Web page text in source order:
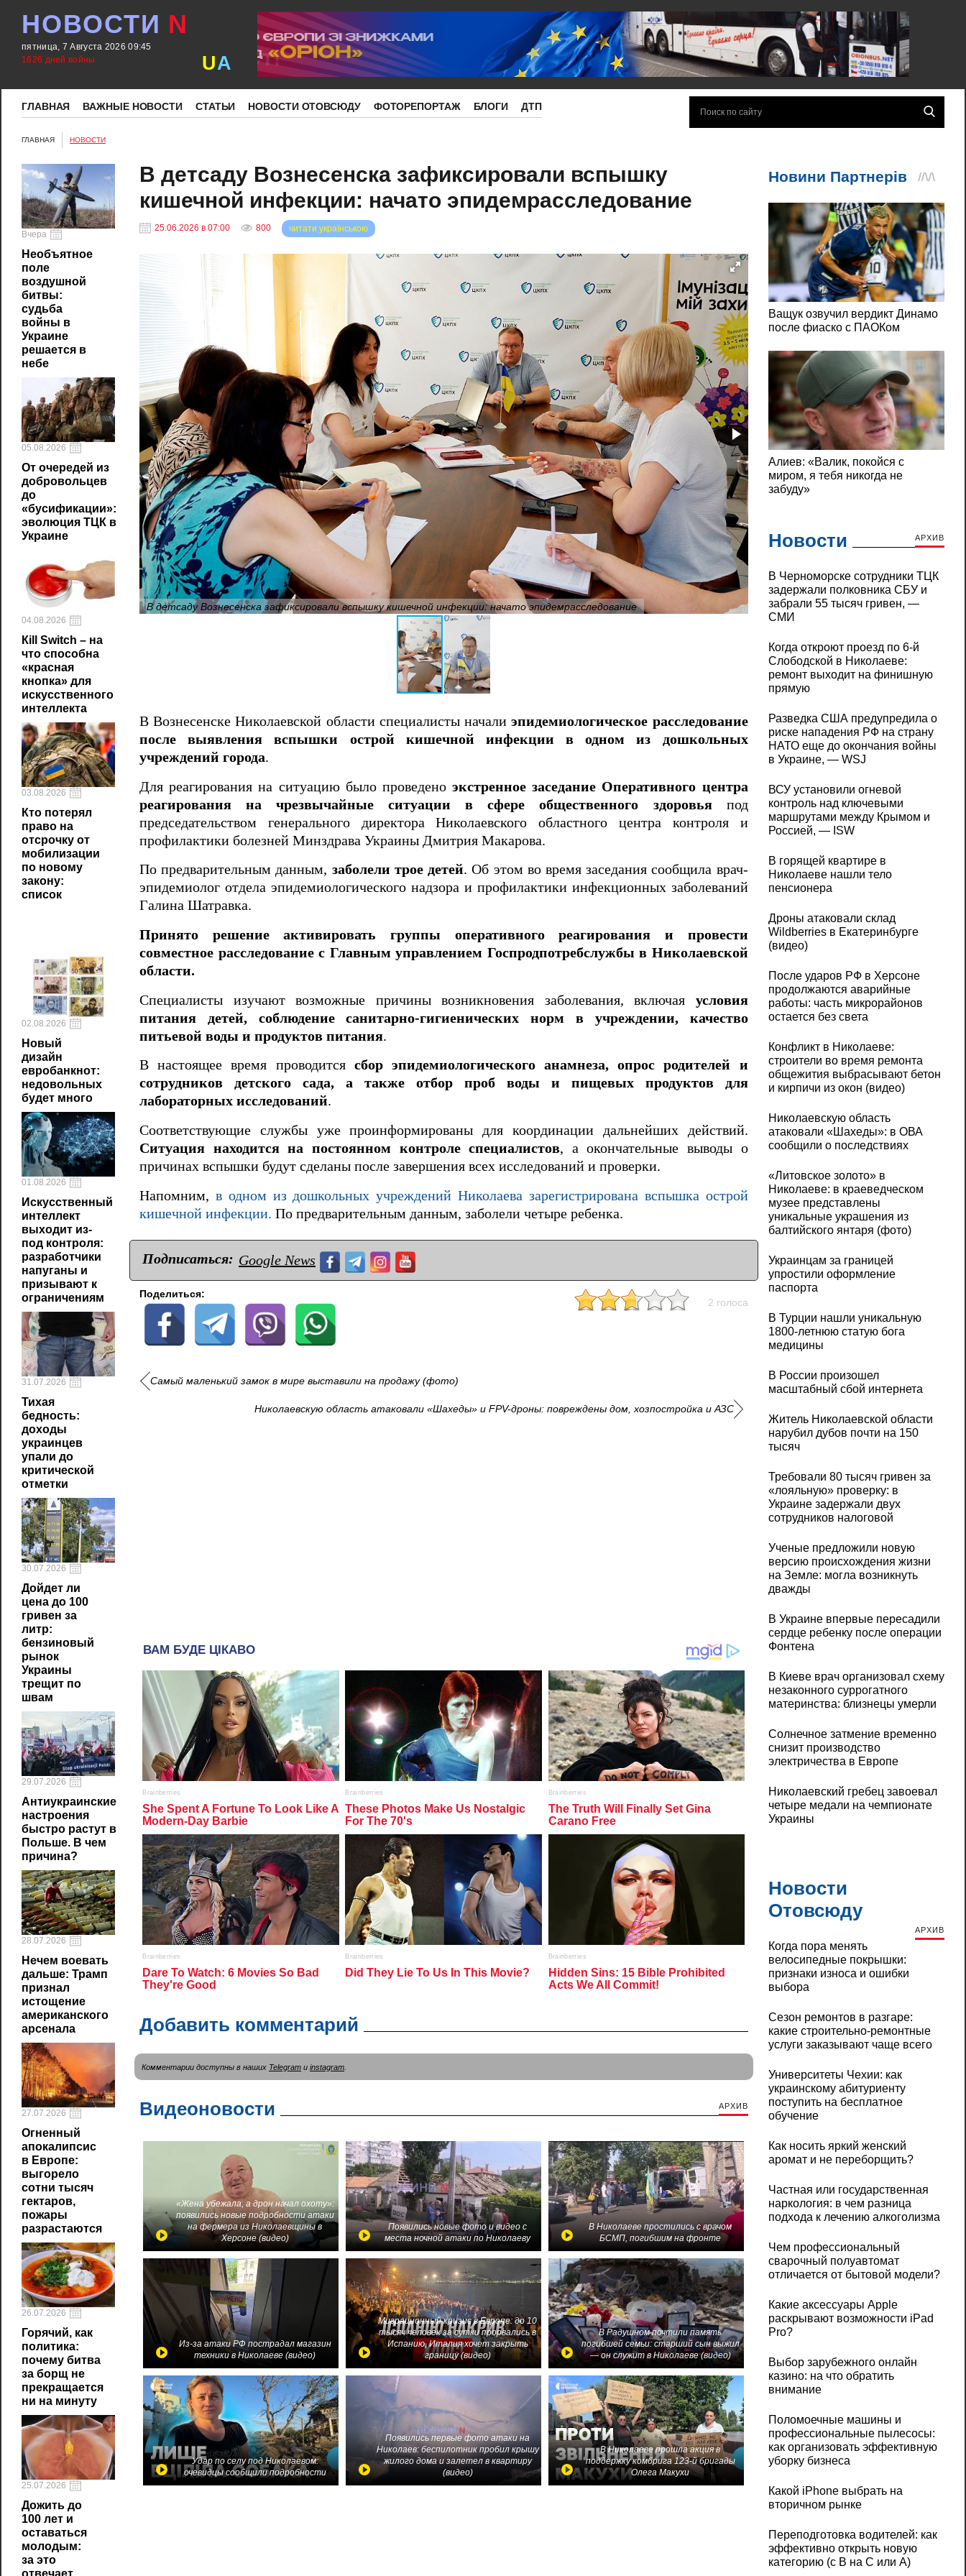
НОВОСТИ N
пятница, 7 Августа 2026 09:45
1626 дней войны
UA
ГЛАВНАЯ ВАЖНЫЕ НОВОСТИ СТАТЬИ НОВОСТИ ОТОВСЮДУ ФОТОРЕПОРТАЖ БЛОГИ ДТП
ГЛАВНАЯ НОВОСТИ
Вчера
Необъятное
поле
воздушной
битвы:
судьба
войны в
Украине
решается в
небе
05.08.2026
От очередей из
добровольцев
до
«бусификации»:
эволюция ТЦК в
Украине
04.08.2026
Кill Switch – на
что способна
«красная
кнопка» для
искусственного
интеллекта
03.08.2026
Кто потерял
право на
отсрочку от
мобилизации
по новому
закону:
список
02.08.2026
Новый
дизайн
евробанкнот:
недовольных
будет много
01.08.2026
Искусственный
интеллект
выходит из-
под контроля:
разработчики
напуганы и
призывают к
ограничениям
31.07.2026
Тихая
бедность:
доходы
украинцев
упали до
критической
отметки
30.07.2026
Дойдет ли
цена до 100
гривен за
литр:
бензиновый
рынок
Украины
трещит по
швам
29.07.2026
Антиукраинские
настроения
быстро растут в
Польше. В чем
причина?
28.07.2026
Нечем воевать
дальше: Трамп
признал
истощение
американского
арсенала
27.07.2026
Огненный
апокалипсис
в Европе:
выгорело
сотни тысяч
гектаров,
пожары
разрастаются
26.07.2026
Горячий, как
политика:
почему битва
за борщ не
прекращается
ни на минуту
25.07.2026
Дожить до
100 лет и
оставаться
молодым:
за это
отвечает
В детсаду Вознесенска зафиксировали вспышку
кишечной инфекции: начато эпидемрасследование
25.06.2026 в 07:00 800 читати українською
В детсаду Вознесенска зафиксировали вспышку кишечной инфекции: начато эпидемрасследование В детсаду Вознесенска зафиксировали
В Вознесенске Николаевской области специалисты началиэпидемиологическое расследование
после выявления вспышки острой кишечной инфекции в одном из дошкольных
учреждений города.
Для реагирования на ситуацию было проведеноэкстренное заседание Оперативного центра
реагирования на чрезвычайные ситуации в сфере общественного здоровьяпод
председательством генерального директора Николаевского областного центра контроля и
профилактики болезней Минздрава Украины Дмитрия Макарова.
По предварительным данным, заболели трое детей. Об этом во время заседания сообщила врач-
эпидемиолог отдела эпидемиологического надзора и профилактики инфекционных заболеваний
Галина Шатравка.
Принято решение активировать группы оперативного реагирования и провести
совместное расследование с Главным управлением Госпродпотребслужбы в Николаевской
области.
Специалисты изучают возможные причины возникновения заболевания, включая условия
питания детей, соблюдение санитарно-гигиенических норм в учреждении, качество
питьевой воды и продуктов питания.
В настоящее время проводится сбор эпидемиологического анамнеза, опрос родителей и
сотрудников детского сада, а также отбор проб воды и пищевых продуктов для
лабораторных исследований.
Соответствующие службы уже проинформированы для координации дальнейших действий.
Ситуация находится на постоянном контроле специалистов, а окончательные выводы о
причинах вспышки будут сделаны после завершения всех исследований и проверки.
Напомним, в одном из дошкольных учреждений Николаева зарегистрирована вспышка острой
кишечной инфекции. По предварительным данным, заболели четыре ребенка.
Подписаться: Google News
Поделиться:
2 голоса
Самый маленький замок в мире выставили на продажу (фото)
Николаевскую область атаковали «Шахеды» и FPV-дроны: повреждены дом, хозпостройка и АЗС
Добавить комментарий
Комментарии доступны в наших Telegram и instagram
Видеоновости АРХИВ
«Жена убежала, а дрон начал охоту»:
появились новые подробности атаки
на фермера из Николаевщины в
Херсоне (видео)
Появились новые фото и видео с
места ночной атаки по Николаеву
В Николаеве простились с врачом
БСМП, погибшим на фронте
Из-за атаки РФ пострадал магазин
техники в Николаеве (видео)
Миграционный кризис в Европе: до 10
тысяч человек за сутки прорвались в
Испанию, Италия хочет закрыть
границу (видео)
В Радушном почтили память
погибшей семьи: старший сын выжил
— он служит в Николаеве (видео)
Удар по селу под Николаевом:
очевидцы сообщили подробности
Появились первые фото атаки на
Николаев: беспилотник пробил крышу
жилого дома и залетел в квартиру
(видео)
В Николаеве прошла акция в
поддержку комбрига 123-й бригады
Олега Макухи
Новости АРХИВ
В Черноморске сотрудники ТЦК
задержали полковника СБУ и
забрали 55 тысяч гривен, —
СМИ
Когда откроют проезд по 6-й
Слободской в Николаеве:
ремонт выходит на финишную
прямую
Разведка США предупредила о
риске нападения РФ на страну
НАТО еще до окончания войны
в Украине, — WSJ
ВСУ установили огневой
контроль над ключевыми
маршрутами между Крымом и
Россией, — ISW
В горящей квартире в
Николаеве нашли тело
пенсионера
Дроны атаковали склад
Wildberries в Екатеринбурге
(видео)
После ударов РФ в Херсоне
продолжаются аварийные
работы: часть микрорайонов
остается без света
Конфликт в Николаеве:
строители во время ремонта
общежития выбрасывают бетон
и кирпичи из окон (видео)
Николаевскую область
атаковали «Шахеды»: в ОВА
сообщили о последствиях
«Литовское золото» в
Николаеве: в краеведческом
музее представлены
уникальные украшения из
балтийского янтаря (фото)
Украинцам за границей
упростили оформление
паспорта
В Турции нашли уникальную
1800-летнюю статую бога
медицины
В России произошел
масштабный сбой интернета
Житель Николаевской области
нарубил дубов почти на 150
тысяч
Требовали 80 тысяч гривен за
«лояльную» проверку: в
Украине задержали двух
сотрудников налоговой
Ученые предложили новую
версию происхождения жизни
на Земле: могла возникнуть
дважды
В Украине впервые пересадили
сердце ребенку после операции
Фонтена
В Киеве врач организовал схему
незаконного суррогатного
материнства: близнецы умерли
Солнечное затмение временно
снизит производство
электричества в Европе
Николаевский гребец завоевал
четыре медали на чемпионате
Украины
Новости
Отовсюду
АРХИВ
Когда пора менять
велосипедные покрышки:
признаки износа и ошибки
выбора
Сезон ремонтов в разгаре:
какие строительно-ремонтные
услуги заказывают чаще всего
Университеты Чехии: как
украинскому абитуриенту
поступить на бесплатное
обучение
Как носить яркий женский
аромат и не переборщить?
Частная или государственная
наркология: в чем разница
подхода к лечению алкоголизма
Чем профессиональный
сварочный полуавтомат
отличается от бытовой модели?
Какие аксессуары Apple
раскрывают возможности iPad
Pro?
Выбор зарубежного онлайн
казино: на что обратить
внимание
Поломоечные машины и
профессиональные пылесосы:
как организовать эффективную
уборку бизнеса
Какой iPhone выбрать на
вторичном рынке
Переподготовка водителей: как
эффективно открыть новую
категорию (с B на C или А)